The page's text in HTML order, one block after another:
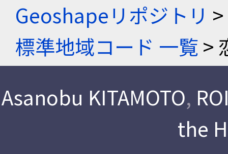
Geoshapeリポジトリ >
標準地域コード 一覧>
Asanobu KITAMOTO,
the